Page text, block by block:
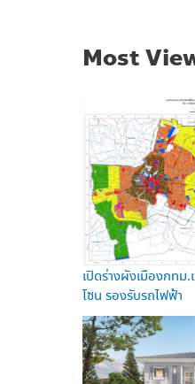
Most
เปิดร่างผังเมืองกทม
โซน รองรับรถไฟฟ้า